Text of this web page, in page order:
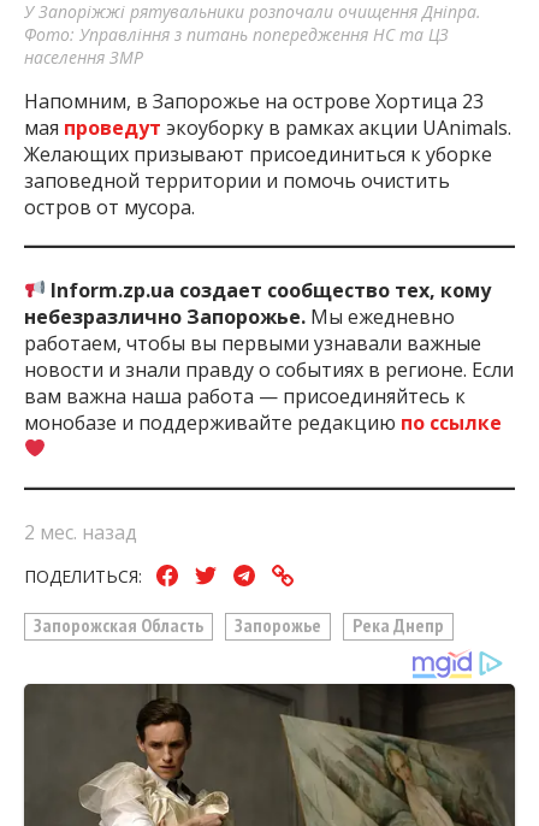
У Запоріжжі рятувальники розпочали очищення Дніпра.
Фото: Управління з питань попередження НС та ЦЗ
населення ЗМР
Напомним, в Запорожье на острове Хортица 23
мая проведут экоуборку в рамках акции UAnimals.
Желающих призывают присоединиться к уборке
заповедной территории и помочь очистить
остров от мусора.
Inform.zp.ua создает сообщество тех, кому
небезразлично Запорожье. Мы ежедневно
работаем, чтобы вы первыми узнавали важные
новости и знали правду о событиях в регионе. Если
вам важна наша работа — присоединяйтесь к
монобазе и поддерживайте редакцию по ссылке
2 мес. назад
ПОДЕЛИТЬСЯ:
Запорожская Область Запорожье Река Днепр